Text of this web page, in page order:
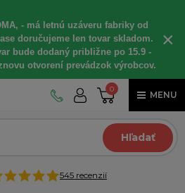
- má letnú uzáveru fabriky od
doručujeme len tovar skladom.
bude dodaný približne po 15.9 -
otvorení prevádzok výrobcov.
×
0
MENU
Hľadať
545 recenzií